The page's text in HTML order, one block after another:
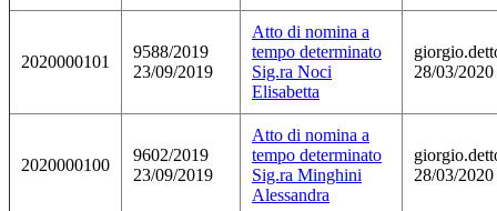
2020000101
9588/2019
23/09/2019
Atto di nomina a
tempo determinato
Sig.ra Noci
Elisabetta
28/03/2020
2020000100
9602/2019
23/09/2019
Atto di nomina a
tempo determinato
Sig.ra Minghini
Alessandra
28/03/2020